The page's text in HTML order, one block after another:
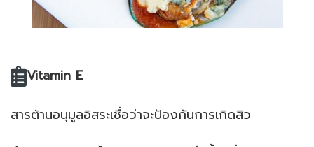
Vitamin E
สารต้านอนุมูลอิสระเชื่อว่าจะป้องกันการเกิดสิว